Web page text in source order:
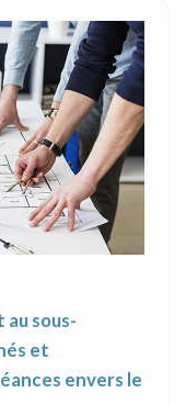
sous-
et
envers le